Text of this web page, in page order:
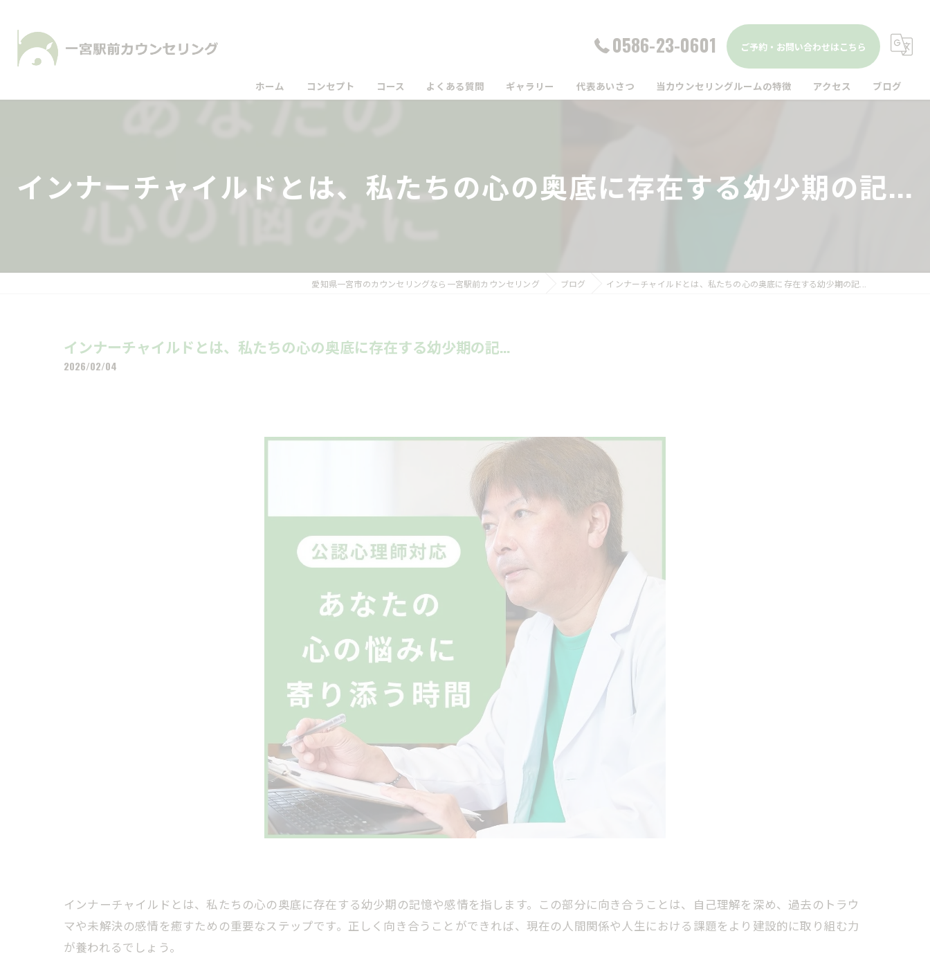
0586-23-0601 ご予約・お問い合わせはこちら
ホーム コンセプト コース よくある質問 ギャラリー 代表あいさつ 当カウンセリングルームの特徴
家族
アクセス ブログ
インナーチャイルドとは、私たちの心の奥底に存在する幼少期の記...
愛知県一宮市のカウンセリングなら一宮駅前カウンセリング ブログ インナーチャイルドとは、私たちの心の奥底に存在する幼少期の記...
インナーチャイルドとは、私たちの心の奥底に存在する幼少期の記...
2026/02/04
インナーチャイルドとは、私たちの心の奥底に存在する幼少期の記憶や感情を指します。この部分に向き合うことは、自己理解を深め、過去のトラウ
マや未解決の感情を癒すための重要なステップです。正しく向き合うことができれば、現在の人間関係や人生における課題をより建設的に取り組む力
が養われるでしょう。